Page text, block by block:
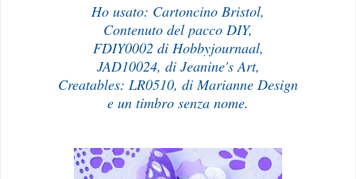
Ho usato: Cartoncino Bristol,
Contenuto del pacco DIY,
FDIY0002 di Hobbyjournaal,
JAD10024, di Jeanine's Art,
Creatables: LR0510, di Marianne Design
e un timbro senza nome.